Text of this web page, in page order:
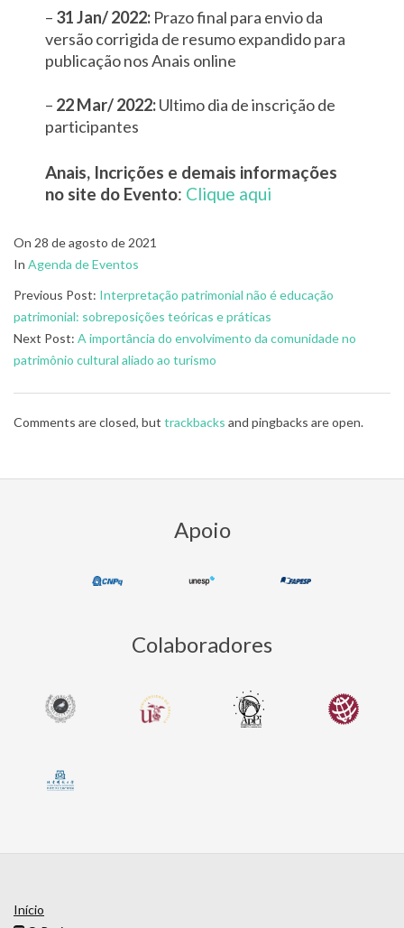
– 31 Jan/ 2022: Prazo final para envio da
versão corrigida de resumo expandido para
publicação nos Anais online
– 22 Mar/ 2022:Ultimo dia de inscrição de
participantes
Anais, Incrições e demais informações
no site do Evento: Clique aqui
2021-
08-
On 28 de agosto de 2021
In Agenda de Eventos
Previous Post: Interpretação patrimonial não é educação
patrimonial: sobreposições teóricas e práticas
Next Post: A importância do envolvimento da comunidade no
patrimônio cultural aliado ao turismo
Comments are closed, but trackbacks and pingbacks are open.
Apoio
Colaboradores
Início